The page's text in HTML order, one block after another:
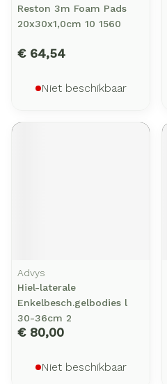
Reston 3m Foam Pads
20x30x1,0cm 10 1560
€ 64,54
Niet beschikbaar
Advys
Hiel-laterale
Enkelbesch.gelbodies l
30-36cm 2
€ 80,00
Niet beschikbaar